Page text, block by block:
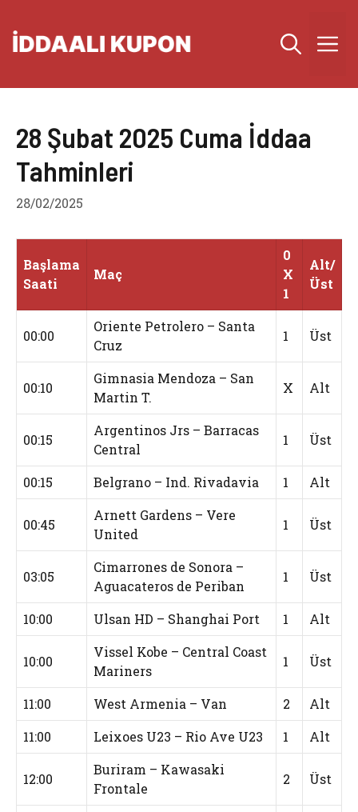
atla
28 Şubat 2025 Cuma İddaa
Tahminleri
28/02/2025
Başlama
Saati
Maç
0
X
1
Alt/
Üst
00:00
Oriente Petrolero – Santa
Cruz
1 Üst
00:10
Gimnasia Mendoza – San
Martin T.
X Alt
00:15
Argentinos Jrs – Barracas
Central
1 Üst
00:15 Belgrano – Ind. Rivadavia 1 Alt
00:45
Arnett Gardens – Vere
United
1 Üst
03:05
Cimarrones de Sonora –
Aguacateros de Periban
1 Üst
10:00 Ulsan HD – Shanghai Port 1 Alt
10:00
Vissel Kobe – Central Coast
Mariners
1 Üst
11:00 West Armenia – Van 2
Alt
11:00
Leixoes U23 – Rio Ave U23 1 Alt
12:00
Buriram – Kawasaki
Frontale
2 Üst